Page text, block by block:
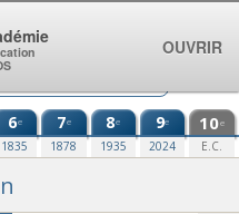
6e
1835
7e
1878
8e
1935
9e
2024
10e
E.C.
OUVRIR